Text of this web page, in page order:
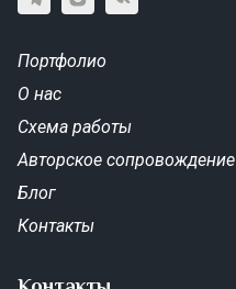
Портфолио
О нас
Схема работы
Авторское сопровождение
Блог
Контакты